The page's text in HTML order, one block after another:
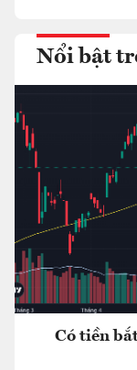
Nổi bật
Có tiền